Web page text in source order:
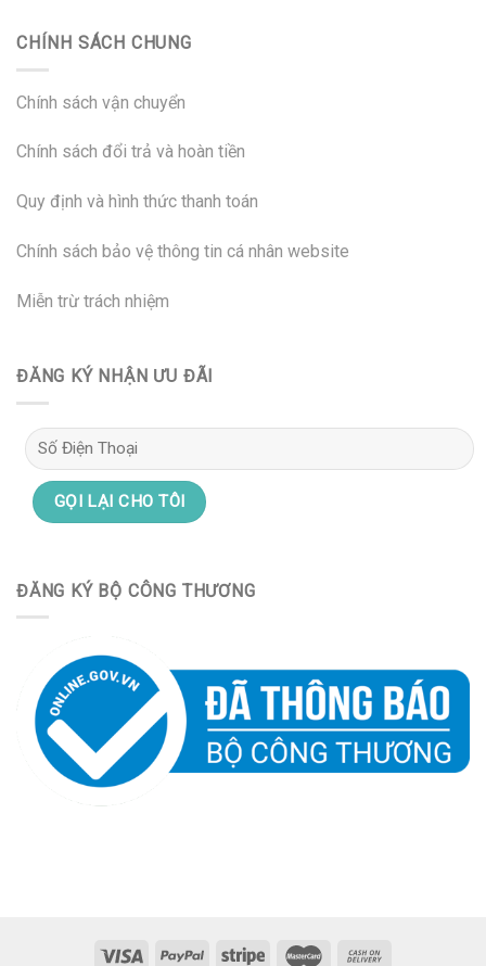
CHÍNH SÁCH CHUNG
Chính sách vận chuyển
Chính sách đổi trả và hoàn tiền
Quy định và hình thức thanh toán
Chính sách bảo vệ thông tin cá nhân website
Miễn trừ trách nhiệm
ĐĂNG KÝ NHẬN ƯU ĐÃI
ĐĂNG KÝ BỘ CÔNG THƯƠNG